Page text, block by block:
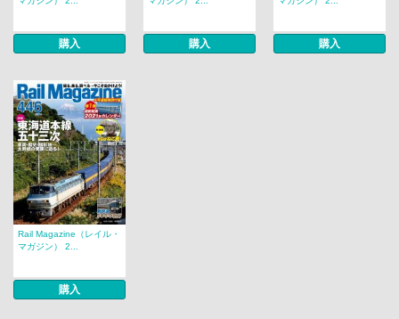
購入 購入 購入
Rail Magazine（レイル・
マガジン） 2...
購入